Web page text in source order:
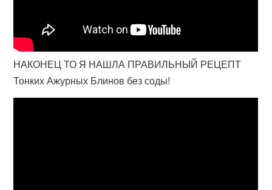
НАКОНЕЦ ТО Я НАШЛА ПРАВИЛЬНЫЙ РЕЦЕПТ
Тонких Ажурных Блинов без соды!